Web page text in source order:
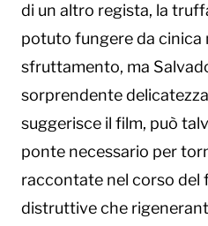
di un altro regista, la
potuto fungere da cinica
sfruttamento, ma
sorprendente
suggerisce il film, può
ponte necessario per
raccontate nel corso del
distruttive che